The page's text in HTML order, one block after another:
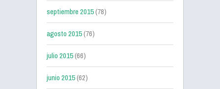
septiembre 2015(78)
agosto 2015(76)
julio 2015(66)
junio 2015(62)